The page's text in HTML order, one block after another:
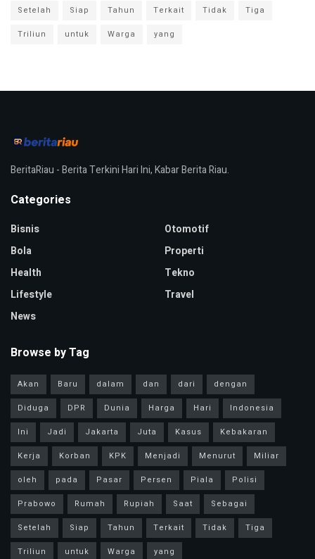
Setelah
Siap Tahun Terkait Tidak
Tiga
Triliun
untuk Warga yang
BeritaRiau - Berita Terkini Hari Ini, Kabar Berita Riau.
Categories
Bisnis
Bola
Health
Lifestyle
News
Otomotif
Properti
Tekno
Travel
Browse by Tag
Akan Baru dalam dan dari
dengan
Diduga
DPR Dunia Harga Hari
Indonesia
Ini
Jadi Jakarta Juta Kasus
Kebakaran
Kerja
Korban KPK Menjadi Menurut
Miliar
oleh
pada Pasar Persen Piala
Polisi
Prabowo
Rumah Rupiah Saat
Sebagai
Setelah
Siap Tahun Terkait Tidak
Tiga
Triliun
untuk Warga yang